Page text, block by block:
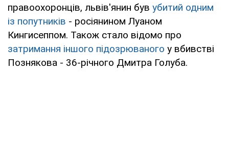
правоохоронців, львів'янин був убитий одним
із попутників - росіянином Луаном
Кингисеппом. Також стало відомо про
затримання іншого підозрюваного у вбивстві
Познякова - 36-річного Дмитра Голуба.